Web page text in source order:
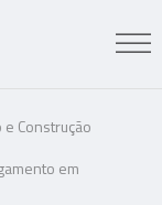
Construção
em